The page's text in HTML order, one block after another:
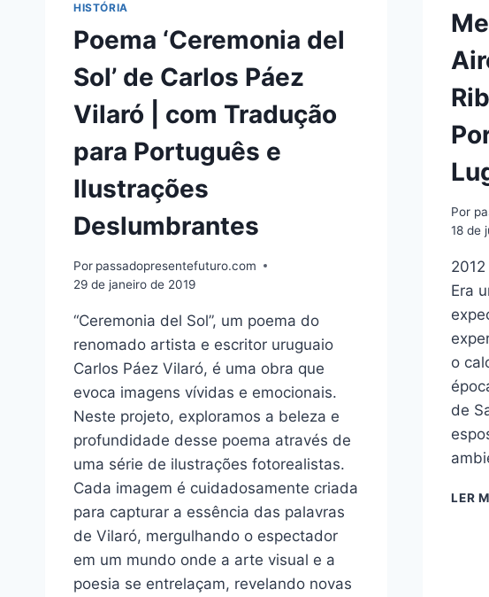
HISTÓRIA
Poema ‘Ceremonia del
Sol’ de Carlos Páez
Vilaró | com Tradução
para Português e
Ilustrações
Deslumbrantes
Por passadopresentefuturo.com
29 de janeiro de 2019
“Ceremonia del Sol”, um poema do
renomado artista e escritor uruguaio
Carlos Páez Vilaró, é uma obra que
evoca imagens vívidas e emocionais.
Neste projeto, exploramos a beleza e
profundidade desse poema através de
uma série de ilustrações fotorealistas.
Cada imagem é cuidadosamente criada
para capturar a essência das palavras
de Vilaró, mergulhando o espectador
em um mundo onde a arte visual e a
poesia se entrelaçam, revelando novas
Por
18 de
Era
o
de
LER